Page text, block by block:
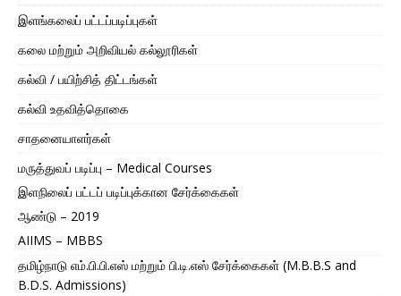
இளங்கலைப் பட்டப்படிப்புகள்
கலை மற்றும் அறிவியல் கல்லூரிகள்
கல்வி / பயிற்சித் திட்டங்கள்
கல்வி உதவித்தொகை
சாதனையாளர்கள்
மருத்துவப் படிப்பு – Medical Courses
இளநிலைப் பட்டப் படிப்புக்கான சேர்க்கைகள்
ஆண்டு – 2019
AIIMS – MBBS
தமிழ்நாடு எம்.பி.பி.எஸ் மற்றும் பி.டி.எஸ் சேர்க்கைகள் (M.B.B.S and
B.D.S. Admissions)